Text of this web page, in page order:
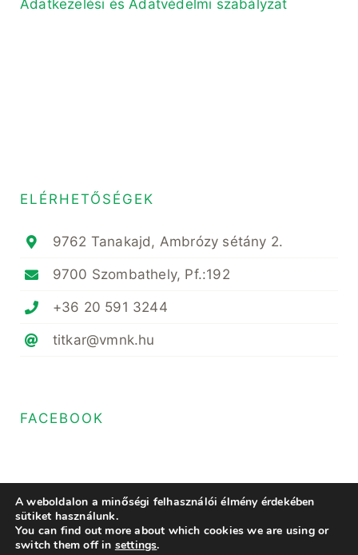
Adatkezelési és Adatvédelmi szabályzat
ELÉRHETŐSÉGEK
9762 Tanakajd, Ambrózy sétány 2.
9700 Szombathely, Pf.:192
+36 20 591 3244
titkar@vmnk.hu
FACEBOOK
© Copyright 2020- 2023 • Magyar Növényvédő Mérnöki és Növényorvosi
Kamara Vas Megyei Területi Szervezete • All Rights Reserved • Minden
A weboldalon a minőségi felhasználói élmény érdekében
sütiket használunk.
You can find out more about which cookies we are using or
switch them off in settings.